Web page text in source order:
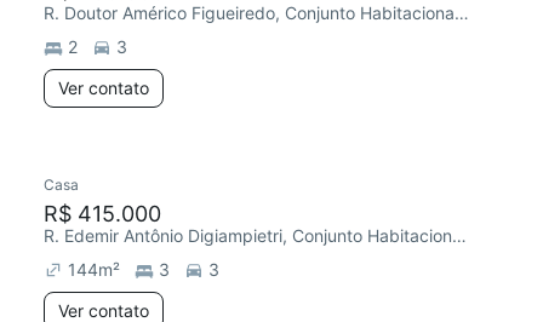
R. Doutor Américo Figueiredo, Conjunto Habitacional Júlio de Mesquita Filho
2
3
Ver contato
Chegou este mês
Casa
R$ 415.000
R. Edemir Antônio Digiampietri, Conjunto Habitacional Júlio de Mesquita Filho
144m² 3
3
Ver contato